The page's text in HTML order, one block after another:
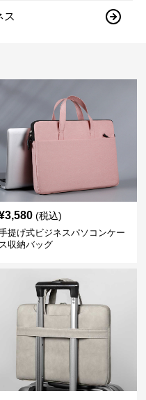
ス
3,580 (税込)
提げ式ビジネスパソコンケー
ス収納バッグ